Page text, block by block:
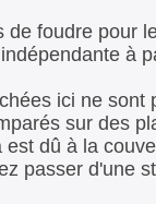
foudre pour
à
ici ne sont
sur des
dû à la
passer d'une